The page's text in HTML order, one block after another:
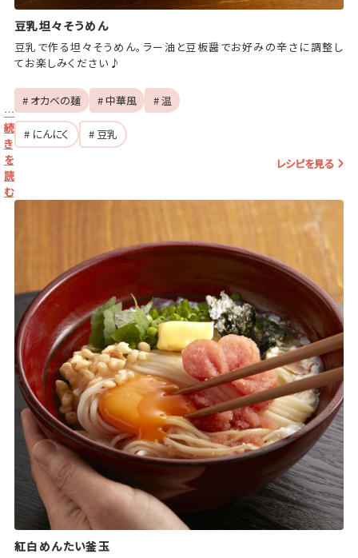
豆乳坦々そうめん
豆乳で作る坦々そうめん。ラー油と豆板醤でお好みの辛さに調整し
てお楽しみください♪
# オカベの麺 # 中華風 # 温
# にんにく
# 豆乳
レシピを見る
紅白めんたい釜玉
…
続
き
を
読
む